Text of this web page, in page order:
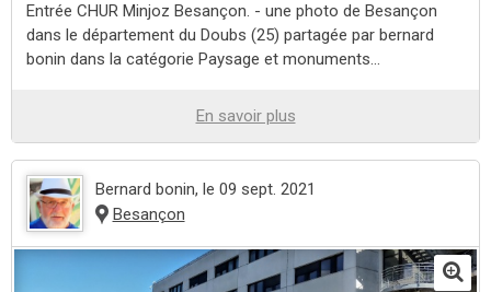
Entrée CHUR Minjoz Besançon. - une photo de Besançon
dans le département du Doubs (25) partagée par bernard
bonin dans la catégorie Paysage et monuments...
En savoir plus
Bernard bonin, le 09 sept. 2021
Besançon